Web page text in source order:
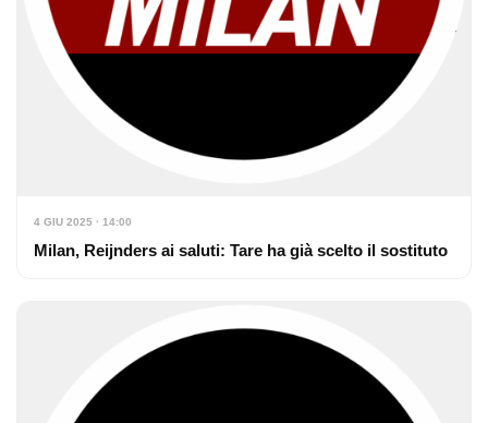
4 GIU 2025 · 14:00
Milan, Reijnders ai saluti: Tare ha già scelto il sostituto